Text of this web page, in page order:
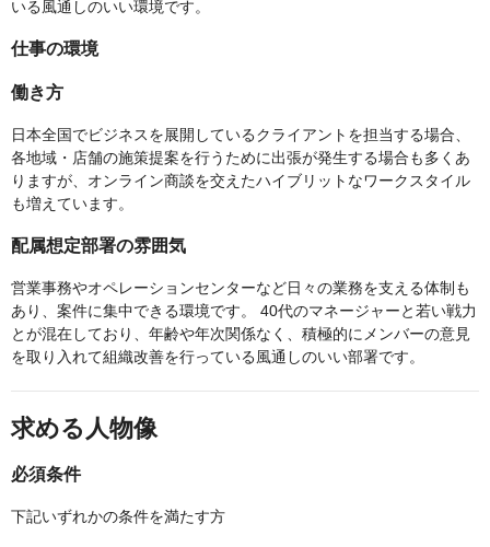
いる風通しのいい環境です。
仕事の環境
働き方
日本全国でビジネスを展開しているクライアントを担当する場合、
各地域・店舗の施策提案を行うために出張が発生する場合も多くあ
りますが、オンライン商談を交えたハイブリットなワークスタイル
も増えています。
配属想定部署の雰囲気
営業事務やオペレーションセンターなど日々の業務を支える体制も
あり、案件に集中できる環境です。 40代のマネージャーと若い戦力
とが混在しており、年齢や年次関係なく、積極的にメンバーの意見
を取り入れて組織改善を行っている風通しのいい部署です。
求める人物像
必須条件
下記いずれかの条件を満たす方